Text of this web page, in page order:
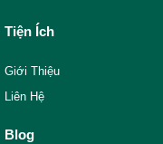
Tiện Ích
Giới Thiệu
Liên Hệ
Blog